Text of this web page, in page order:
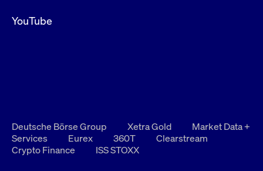
YouTube
Deutsche Börse Group Xetra Gold
Market Data +
Services
Eurex 360T
Clearstream
Crypto Finance
ISS STOXX